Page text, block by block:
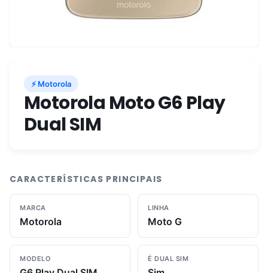
⚡ Motorola
Motorola Moto G6 Play
Dual SIM
CARACTERÍSTICAS PRINCIPAIS
MARCA
Motorola
LINHA
Moto G
MODELO É DUAL SIM